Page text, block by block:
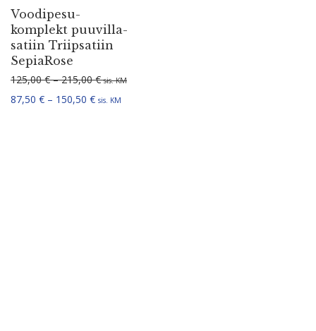
Voodi­pe­su­
komplekt puuvil­la­
satiin Triip­satiin
SepiaRose
125,00€ – 215,00€Hinnavahemik: 125,00 € kuni 215,00 €
sis. KM
87,50 € – 150,50 €Hinnavahemik: 87,50 € kuni 150,50 €
sis. KM